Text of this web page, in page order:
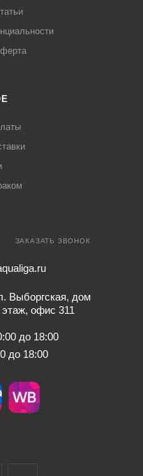
ЗАКАЗАТЬ ЗВОНОК
Выборгская, дом
этаж, офис 311
до 18:00
до 18:00